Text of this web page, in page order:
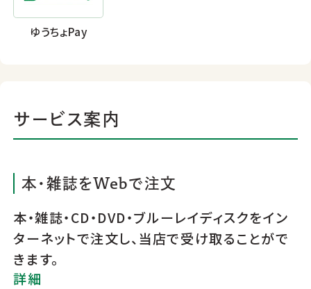
ゆうちょPay
サービス案内
本･雑誌をWebで注文
本・雑誌・CD・DVD・ブルーレイディスクをイン
ターネットで注文し、当店で受け取ることがで
きます。
詳細